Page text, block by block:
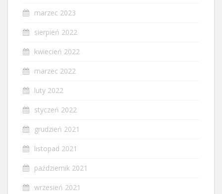
marzec 2023
sierpień 2022
kwiecień 2022
marzec 2022
luty 2022
styczeń 2022
grudzień 2021
listopad 2021
październik 2021
wrzesień 2021